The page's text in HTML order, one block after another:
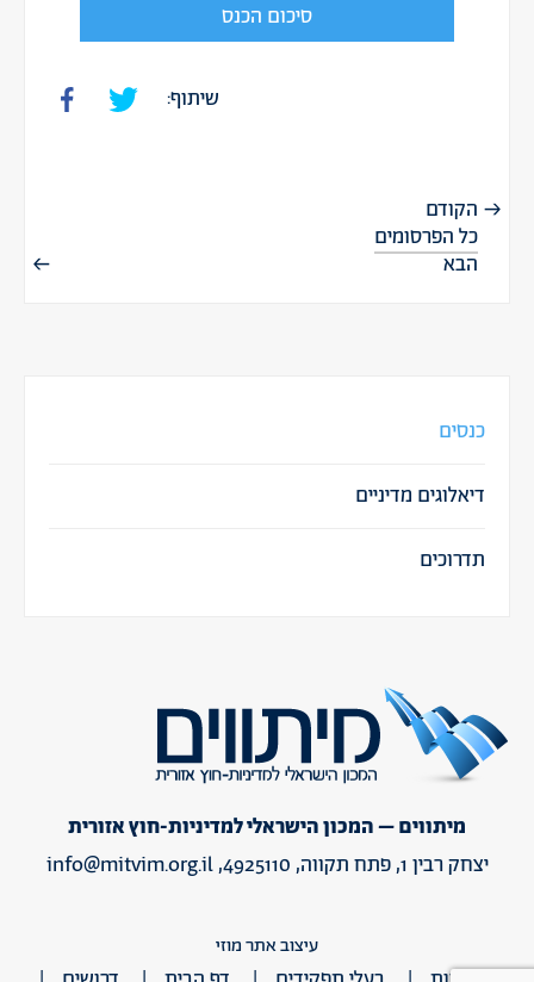
סיכום הכנס
שיתוף:
הקודם
כל הפרסומים
הבא
כנסים
דיאלוגים מדיניים
תדרוכים
מיתווים – המכון הישראלי למדיניות-חוץ אזורית
יצחק רבין 1, פתח תקווה, 4925110,
info@mitvim.org.il
עיצוב אתר מוזי